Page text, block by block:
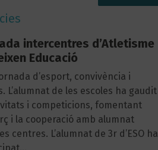
intercentres d’Atletisme
Educació
d’esport, convivència i
L’alumnat de les escoles ha gaudit
i competicions, fomentant
i la cooperació amb alumnat
centres. L’alumnat de 3r d’ESO ha